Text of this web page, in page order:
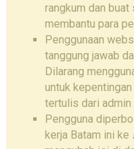
rangkum dan
membantu para
Penggunaan
tanggung jawab
Dilarang
untuk
tertulis dari admin
Pengguna
kerja Batam ini ke